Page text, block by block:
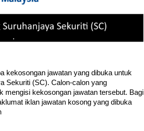
kekosongan jawatan yang dibuka untuk
Sekuriti (SC). Calon-calon yang
mengisi kekosongan jawatan tersebut. Bagi
iklan jawatan kosong yang dibuka